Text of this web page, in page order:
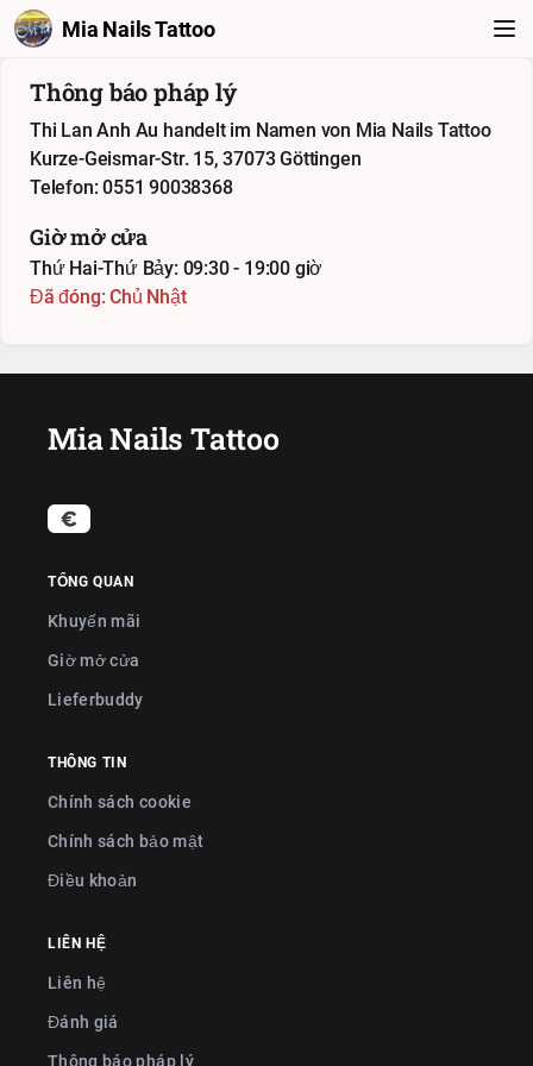
Mia Nails Tattoo
Thông báo pháp lý
Thi Lan Anh Au handelt im Namen von Mia Nails Tattoo
Kurze-Geismar-Str. 15, 37073 Göttingen
Telefon: 0551 90038368
Giờ mở cửa
Thứ Hai-Thứ Bảy: 09:30 - 19:00 giờ
Đã đóng: Chủ Nhật
Mia Nails Tattoo
TỔNG QUAN
Khuyến mãi
Giờ mở cửa
Lieferbuddy
THÔNG TIN
Chính sách cookie
Chính sách bảo mật
Điều khoản
LIÊN HỆ
Liên hệ
Đánh giá
Thông báo pháp lý